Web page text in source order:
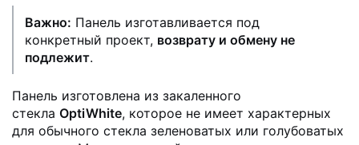
Важно: Панель изготавливается под
конкретный проект, возврату и обмену не
подлежит.
Панель изготовлена из закаленного
стекла OptiWhite, которое не имеет характерных
для обычного стекла зеленоватых или голубоватых